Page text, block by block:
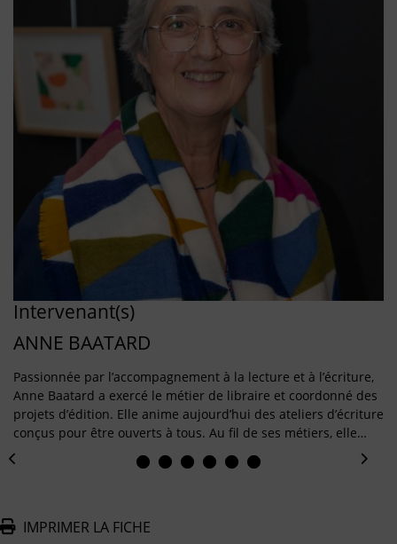
Intervenant(s)
ANNE BAATARD
Passionnée par l’accompagnement à la lecture et à l’écriture,
Anne Baatard a exercé le métier de libraire et coordonné des
projets d’édition. Elle anime aujourd’hui des ateliers d’écriture
conçus pour être ouverts à tous. Au fil de ses métiers, elle…
IMPRIMER LA FICHE